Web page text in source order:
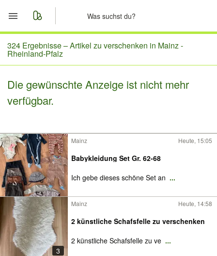
Start
Merkliste
Nachrichten
324 Ergebnisse –Artikel zu verschenken in Mainz -
Rheinland-Pfalz
Die gewünschte Anzeige ist nicht mehr
verfügbar.
Mainz Heute, 15:05
Babykleidung Set Gr. 62-68
Ich gebe dieses schöne Set an ...
3
Mainz Heute, 14:58
2 künstliche Schafsfelle zu verschenken
2 künstliche Schafsfelle zu ve ...